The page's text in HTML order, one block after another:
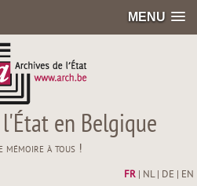
MENU
en Belgique
mémoire à tous !
FR| NL| DE EN